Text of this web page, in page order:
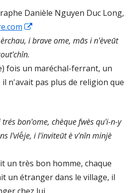
Danièle Nguyen Duc Long,
in
new
window
i brave ome, mās i n'èveūt
fois un maréchal-ferrant, un
n'avait pas plus de religion que
bon'ome, chèque fwès qu'i-n-y
l'vlḗje, i l'inviteūt è v'nîn minjè
un très bon homme, chaque
un étranger dans le village, il